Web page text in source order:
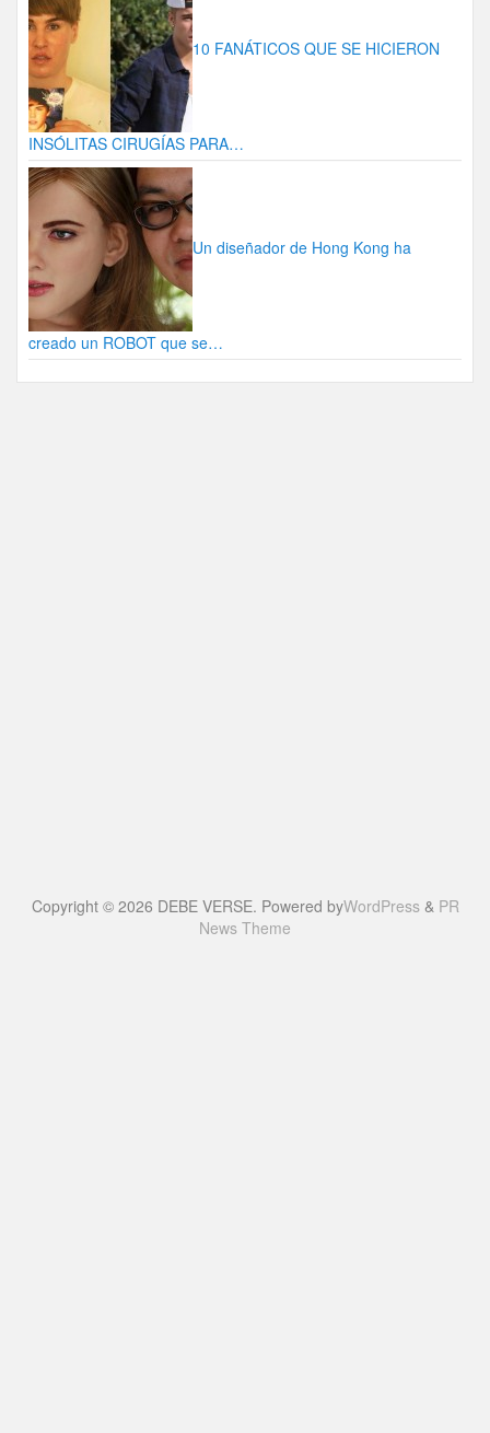
10 FANÁTICOS QUE SE HICIERON
INSÓLITAS CIRUGÍAS PARA…
Un diseñador de Hong Kong ha
creado un ROBOT que se…
Copyright © 2026 DEBE VERSE. Powered byWordPress& PR
News Theme